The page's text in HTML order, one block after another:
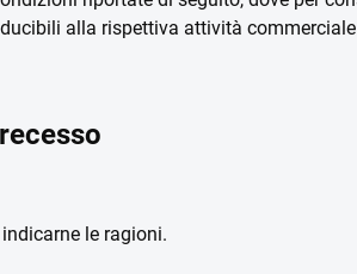
alla rispettiva attività
le ragioni.